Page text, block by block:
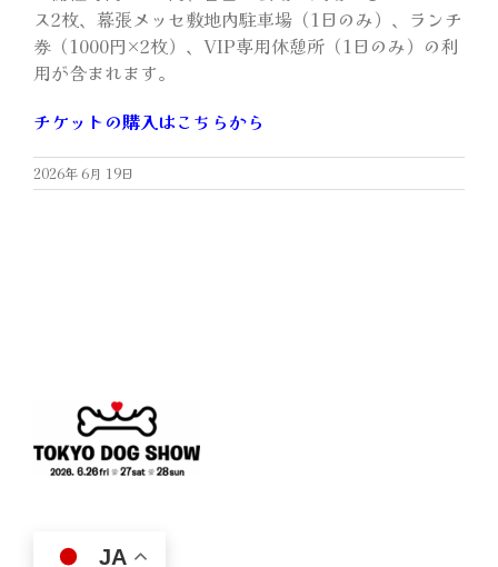
ス2枚、幕張メッセ敷地内駐車場（1日のみ）、ランチ
券（1000円×2枚）、VIP専用休憩所（1日のみ）の利
用が含まれます。
チケットの購入はこちらから
2026年 6月 19日
JA